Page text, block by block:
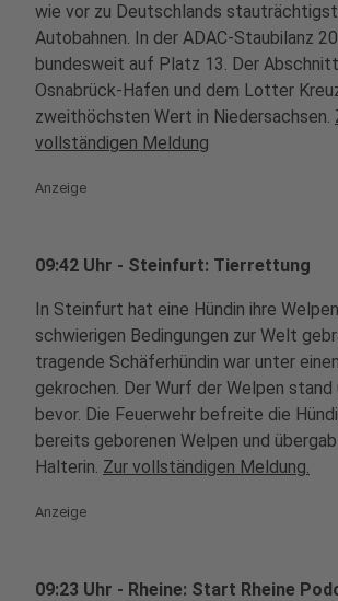
wie vor zu Deutschlands
Autobahnen. In der ADAC-Staubilanz
bundesweit auf Platz 13. Der
Osnabrück-Hafen und dem Lotter
zweithöchsten Wert in Niedersachsen.
vollständigen Meldung
Anzeige
09:42 Uhr - Steinfurt: Tierrettung
In Steinfurt hat eine Hündin ihre
schwierigen Bedingungen zur Welt
tragende Schäferhündin war unter
gekrochen. Der Wurf der Welpen
bevor. Die Feuerwehr befreite die
bereits geborenen Welpen und
Halterin. Zur vollständigen Meldung.
Anzeige
09:23 Uhr - Rheine: Start Rheine